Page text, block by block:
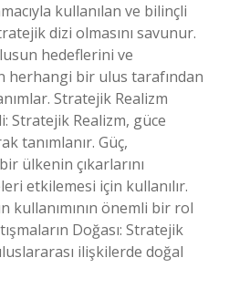
kullanılan ve bilinçli
dizi olmasını savunur.
hedeflerini ve
herhangi bir ulus tarafından
Stratejik Realizm
Stratejik Realizm, güce
tanımlanır. Güç,
ülkenin çıkarlarını
etkilemesi için kullanılır.
kullanımının önemli bir rol
Doğası: Stratejik
ilişkilerde doğal